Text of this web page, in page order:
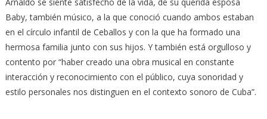
Arnaldo se siente satisfecho de la vida, de su querida esposa
Baby, también músico, a la que conoció cuando ambos estaban
en el círculo infantil de Ceballos y con la que ha formado una
hermosa familia junto con sus hijos. Y también está orgulloso y
contento por “haber creado una obra musical en constante
interacción y reconocimiento con el público, cuya sonoridad y
estilo personales nos distinguen en el contexto sonoro de Cuba”.